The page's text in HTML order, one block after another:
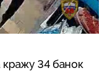
34 банок